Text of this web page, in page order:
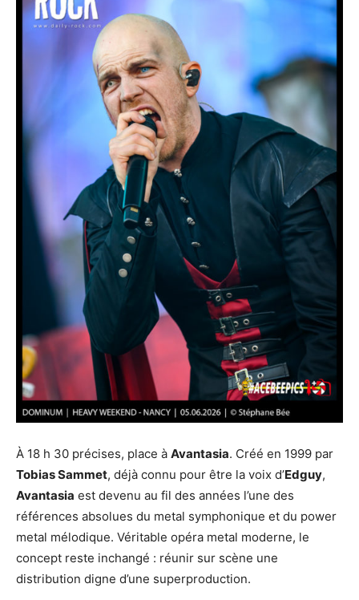
À 18 h 30 précises, place à Avantasia. Créé en 1999 par
Tobias Sammet, déjà connu pour être la voix d’Edguy,
Avantasia est devenu au fil des années l’une des
références absolues du metal symphonique et du power
metal mélodique. Véritable opéra metal moderne, le
concept reste inchangé : réunir sur scène une
distribution digne d’une superproduction.